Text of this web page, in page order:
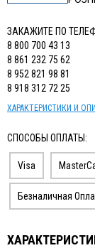
ЗАКАЖИТЕ ПО
8 800 700 43 13
8 861 232 75 62
8 952 821 98 81
8 918 312 72 25
ХАРАКТЕРИСТИКИ И
СПОСОБЫ ОПЛАТЫ:
Visa
Безналичная